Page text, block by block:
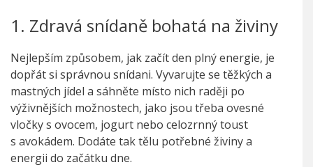
1. Zdravá snídaně bohatá na živiny
Nejlepším způsobem, jak začít den plný energie, je
dopřát si správnou snídani. Vyvarujte se těžkých a
mastných jídel a sáhněte místo nich raději po
výživnějších možnostech, jako jsou třeba ovesné
vločky s ovocem, jogurt nebo celozrnný toust
s avokádem. Dodáte tak tělu potřebné živiny a
energii do začátku dne.